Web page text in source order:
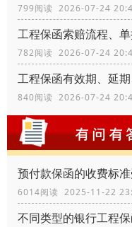
799阅读 2026-07-24
782阅读 2026-07-24
工程保函有效期、延
840阅读 2026-07-24
预付款保函的收费标
6014阅读 2025-11-22